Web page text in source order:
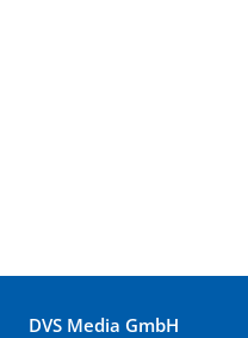
DVS Media GmbH